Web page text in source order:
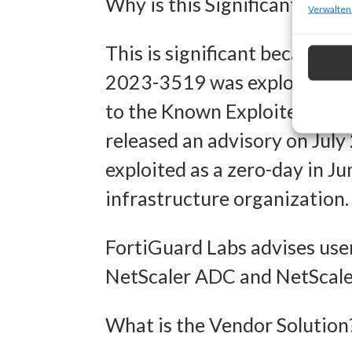
This is significant because
2023-3519 was exploited
to the Known Exploited
released an advisory on
exploited as a zero-day in
infrastructure organization.
FortiGuard Labs advises
NetScaler ADC and
What is the Vendor